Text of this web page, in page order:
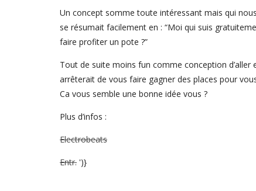
Un concept somme toute intéressant mais qui
se résumait facilement en : “Moi qui suis
faire profiter un pote ?”
Tout de suite moins fun comme conception d’aller
arrêterait de vous faire gagner des places pour
Ca vous semble une bonne idée vous ?
Plus d’infos :
Electrobeats
Entr. ')}